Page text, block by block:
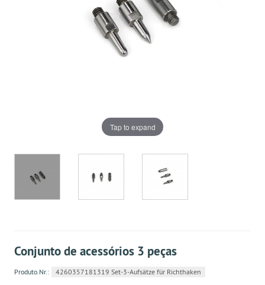
Tap to expand
Conjunto de acessórios 3 peças
Produto.Nr.: 4260357181319 Set-3-Aufsätze für Richthaken